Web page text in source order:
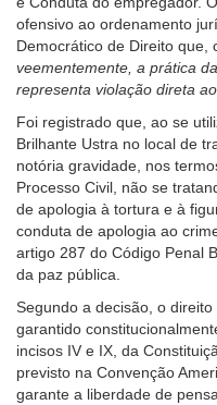
ofensivo ao ordenamento
Democrático de Direito que,
veementemente, a prática
representa violação direta
Foi registrado que, ao se
Brilhante Ustra no local de
notória gravidade, nos
Processo Civil, não se
de apologia à tortura e à
conduta de apologia ao
artigo 287 do Código Penal
da paz pública.
Segundo a decisão, o
garantido
incisos IV e IX, da
previsto na Convenção
garante a liberdade de